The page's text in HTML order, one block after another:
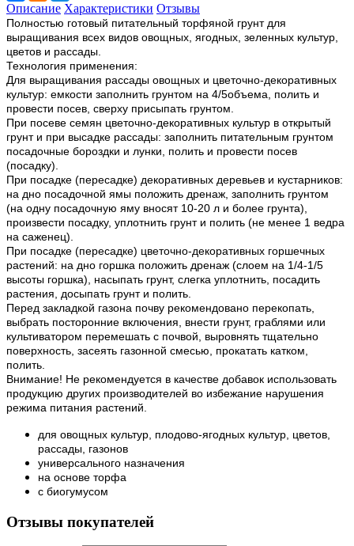
Описание Характеристики Отзывы
Полностью готовый питательный торфяной грунт для
выращивания всех видов овощных, ягодных, зеленных культур,
цветов и рассады.
Технология применения:
Для выращивания рассады овощных и цветочно-декоративных
культур: емкости заполнить грунтом на 4/5объема, полить и
провести посев, сверху присыпать грунтом.
При посеве семян цветочно-декоративных культур в открытый
грунт и при высадке рассады: заполнить питательным грунтом
посадочные бороздки и лунки, полить и провести посев
(посадку).
При посадке (пересадке) декоративных деревьев и кустарников:
на дно посадочной ямы положить дренаж, заполнить грунтом
(на одну посадочную яму вносят 10-20 л и более грунта),
произвести посадку, уплотнить грунт и полить (не менее 1 ведра
на саженец).
При посадке (пересадке) цветочно-декоративных горшечных
растений: на дно горшка положить дренаж (слоем на 1/4-1/5
высоты горшка), насыпать грунт, слегка уплотнить, посадить
растения, досыпать грунт и полить.
Перед закладкой газона почву рекомендовано перекопать,
выбрать посторонние включения, внести грунт, граблями или
культиватором перемешать с почвой, выровнять тщательно
поверхность, засеять газонной смесью, прокатать катком,
полить.
Внимание! Не рекомендуется в качестве добавок использовать
продукцию других производителей во избежание нарушения
режима питания растений.
для овощных культур, плодово-ягодных культур, цветов,
рассады, газонов
универсального назначения
на основе торфа
с биогумусом
Отзывы покупателей